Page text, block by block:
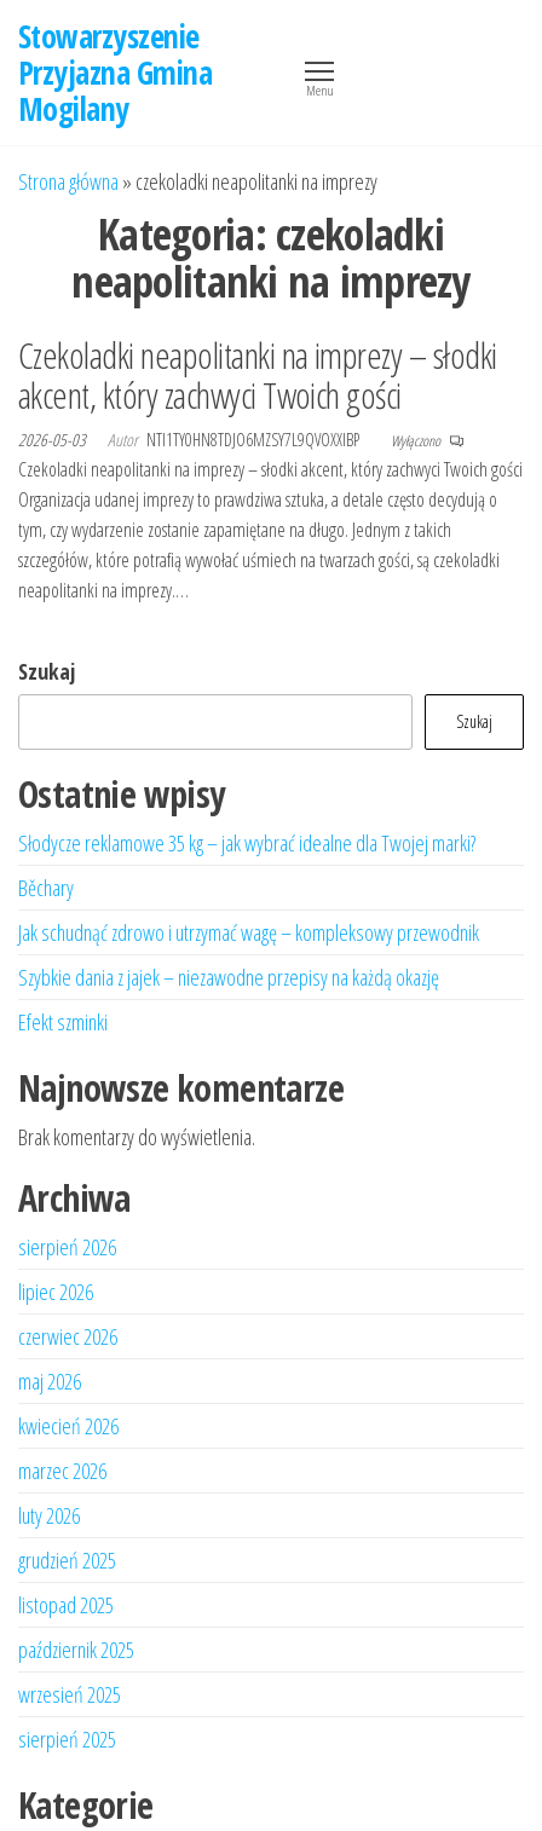
treści
Stowarzyszenie
Przyjazna Gmina
Mogilany
Menu
Strona główna » czekoladki neapolitanki na imprezy
Kategoria: czekoladki
neapolitanki na imprezy
Czekoladki neapolitanki na imprezy – słodki
akcent, który zachwyci Twoich gości
2026-05-03 Autor NTI1TY0HN8TDJO6MZSY7L9QVOXXIBP Wyłączono
Czekoladki neapolitanki na imprezy – słodki akcent, który zachwyci Twoich gości
Organizacja udanej imprezy to prawdziwa sztuka, a detale często decydują o
tym, czy wydarzenie zostanie zapamiętane na długo. Jednym z takich
szczegółów, które potrafią wywołać uśmiech na twarzach gości, są czekoladki
neapolitanki na imprezy.…
Szukaj
Szukaj
Ostatnie wpisy
Słodycze reklamowe 35 kg – jak wybrać idealne dla Twojej marki?
Běchary
Jak schudnąć zdrowo i utrzymać wagę – kompleksowy przewodnik
Szybkie dania z jajek – niezawodne przepisy na każdą okazję
Efekt szminki
Najnowsze komentarze
Brak komentarzy do wyświetlenia.
Archiwa
sierpień 2026
lipiec 2026
czerwiec 2026
maj 2026
kwiecień 2026
marzec 2026
luty 2026
grudzień 2025
listopad 2025
październik 2025
wrzesień 2025
sierpień 2025
Kategorie